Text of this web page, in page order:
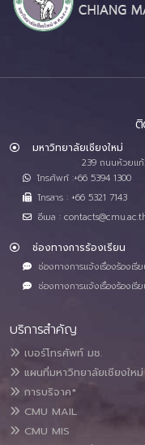
มหาวิทยาลัยเชียงใหม่
239 ถนนห้วยแก้
โทรศัพท์ :+66 5394 1300
โทรสาร : +66 5321 7143
อีเมล :
ช่องทางการร้องเรียน
ช่องทางการแจ้งเรื่องร้องเ
ช่องทางการแจ้งเรื่องร้องเ
บริการสำคัญ
เบอร์โทรศัพท์ มช.
แผนที่มหาวิทยาลัยเชียงใหม่
การบริจาค*
CMU MAIL
CMU MIS